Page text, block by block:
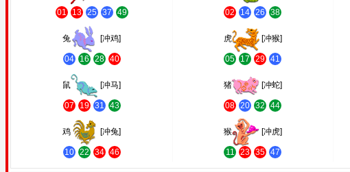
01 13 25 37 49 02 14 26 38
兔 [冲鸡]
04 16 28 40
虎 [冲猴]
05 17 29 41
鼠 [冲马]
07 19 31 43
猪 [冲蛇]
08 20 32 44
鸡 [冲兔]
10 22 34 46
猴 [冲虎]
11 23 35 47